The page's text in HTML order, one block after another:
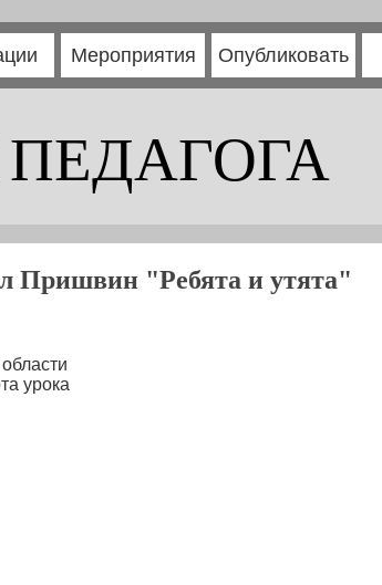
Мероприятия Опубликовать
Пришвин "Ребята и утята"
урока